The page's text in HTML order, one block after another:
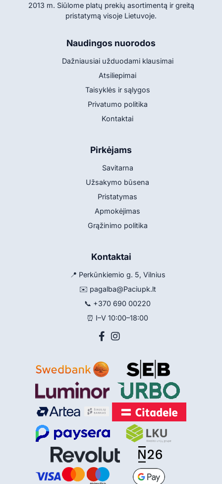
2013 m. Siūlome platų prekių asortimentą ir greitą
pristatymą visoje Lietuvoje.
Naudingos nuorodos
Dažniausiai užduodami klausimai
Atsiliepimai
Taisyklės ir sąlygos
Privatumo politika
Kontaktai
Pirkėjams
Savitarna
Užsakymo būsena
Pristatymas
Apmokėjimas
Grąžinimo politika
Kontaktai
📍 Perkūnkiemio g. 5, Vilnius
✉️ pagalba@Paciupk.lt
📞 +370 690 00220
⏰ I–V 10:00–18:00